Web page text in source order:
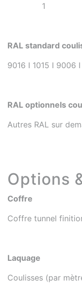
1
RAL standard
9016 I 1015 I 9006
RAL optionnels
Autres RAL sur
Options
Coffre
Coffre tunnel
Laquage
Coulisses (par